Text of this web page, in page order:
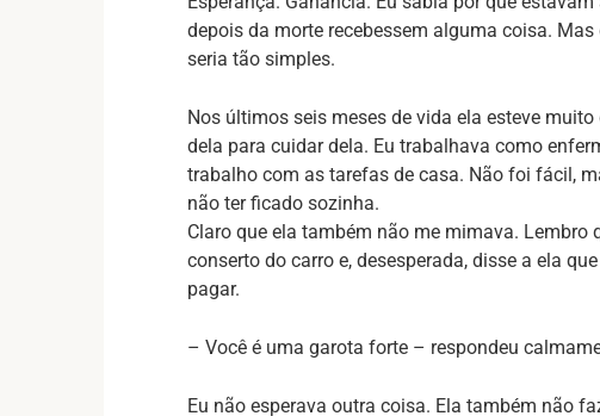
depois da morte recebessem alguma coisa.
seria tão simples.
Nos últimos seis meses de vida ela esteve
dela para cuidar dela. Eu trabalhava como
trabalho com as tarefas de casa. Não foi fácil,
não ter ficado sozinha.
Claro que ela também não me mimava. Lembro
conserto do carro e, desesperada, disse a ela
pagar.
– Você é uma garota forte – respondeu
Eu não esperava outra coisa. Ela também não